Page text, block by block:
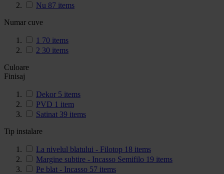
Nu 87 items
Numar cuve
1 70 items
2 30 items
Culoare
Finisaj
Dekor 5 items
PVD 1 item
Satinat 39 items
Tip instalare
La nivelul blatului - Filotop 18 items
Margine subtire - Incasso Semifilo 19 items
Pe blat - Incasso 57 items